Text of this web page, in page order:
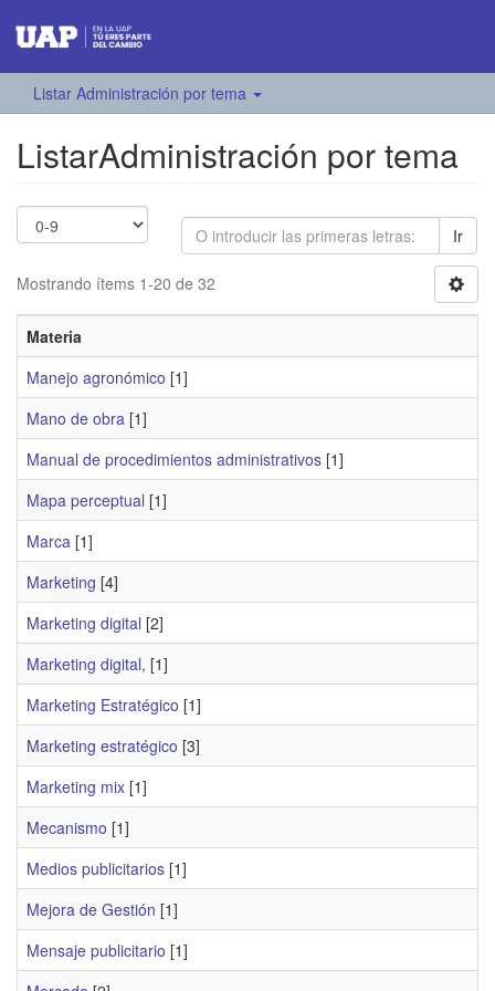
Listar Administración por tema
ListarAdministración por tema
Ir
Mostrando ítems 1-20 de 32
Materia
Manejo agronómico [1]
Mano de obra [1]
Manual de procedimientos administrativos [1]
Mapa perceptual [1]
Marca [1]
Marketing [4]
Marketing digital [2]
Marketing digital, [1]
Marketing Estratégico [1]
Marketing estratégico [3]
Marketing mix [1]
Mecanismo [1]
Medios publicitarios [1]
Mejora de Gestión [1]
Mensaje publicitario [1]